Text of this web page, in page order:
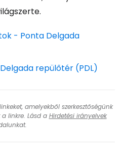
- Ponta Delgada
repülőtér (PDL)
amelyekből szerkesztőségünk
linkre. Lásd a Hirdetési irányelvek